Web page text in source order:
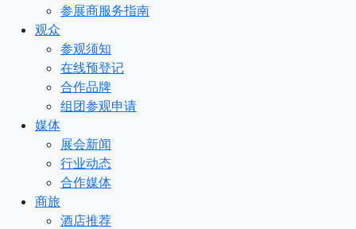
参展商服务指南
观众
参观须知
在线预登记
合作品牌
组团参观申请
媒体
展会新闻
行业动态
合作媒体
商旅
酒店推荐